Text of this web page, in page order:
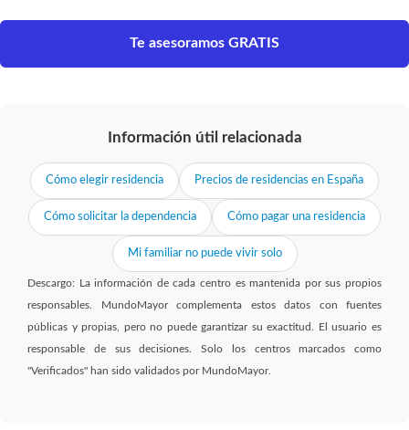
Te asesoramos GRATIS
Información útil relacionada
Cómo elegir residencia Precios de residencias en España
Cómo solicitar la dependencia Cómo pagar una residencia
Mi familiar no puede vivir solo
Descargo: La información de cada centro es mantenida por sus propios
responsables. MundoMayor complementa estos datos con fuentes
públicas y propias, pero no puede garantizar su exactitud. El usuario es
responsable de sus decisiones. Solo los centros marcados como
"Verificados" han sido validados por MundoMayor.